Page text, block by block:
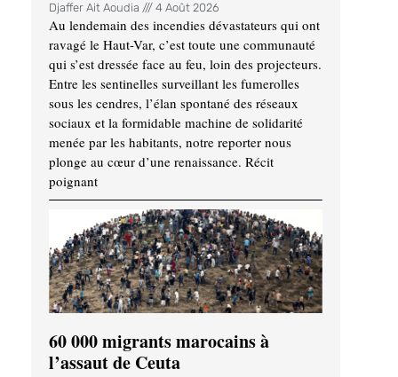
Djaffer Ait Aoudia 4 Août 2026
Au lendemain des incendies dévastateurs qui ont
ravagé le Haut-Var, c’est toute une communauté
qui s’est dressée face au feu, loin des projecteurs.
Entre les sentinelles surveillant les fumerolles
sous les cendres, l’élan spontané des réseaux
sociaux et la formidable machine de solidarité
menée par les habitants, notre reporter nous
plonge au cœur d’une renaissance. Récit
poignant
60 000 migrants marocains à
l’assaut de Ceuta